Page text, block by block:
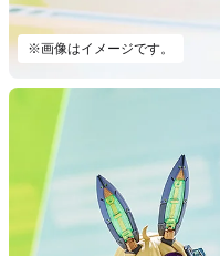
※画像はイメージです。